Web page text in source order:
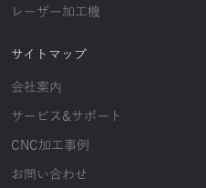
レーザー加工機
サイトマップ
会社案内
サービス&サポート
CNC加工事例
お問い合わせ